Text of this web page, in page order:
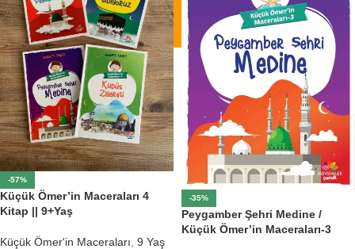
-57%
Küçük Ömer’in Maceraları 4
Kitap || 9+Yaş
Küçük Ömer'in Maceraları 9 Yaş
-35%
Peygamber Şehri Medine /
Küçük Ömer’in Maceraları-3